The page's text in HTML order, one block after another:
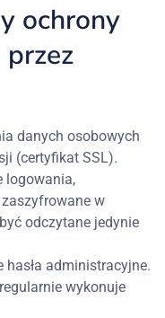
ochrony
danych osobowych
(certyfikat SSL).
logowania,
w
odczytane jedynie
hasła administracyjne.
wykonuje